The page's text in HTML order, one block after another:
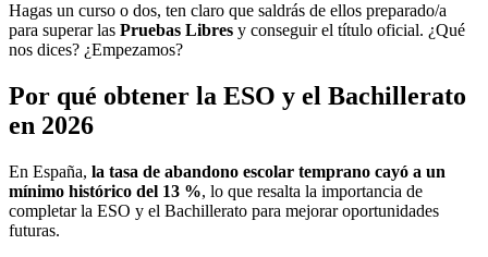
Hagas un curso o dos, ten claro que saldrás de ellos preparado/a
para superar las Pruebas Libres y conseguir el título oficial. ¿Qué
nos dices? ¿Empezamos?
Por qué obtener la ESO y el Bachillerato
en 2026
En España, la tasa de abandono escolar temprano cayó a un
mínimo histórico del 13 %, lo que resalta la importancia de
completar la ESO y el Bachillerato para mejorar oportunidades
futuras.